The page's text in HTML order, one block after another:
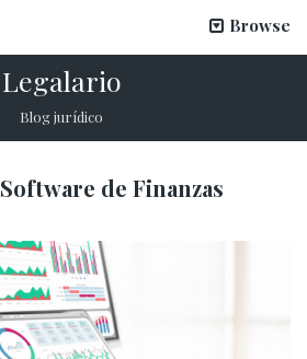
Browse
Legalario
Blog jurídico
Software de Finanzas